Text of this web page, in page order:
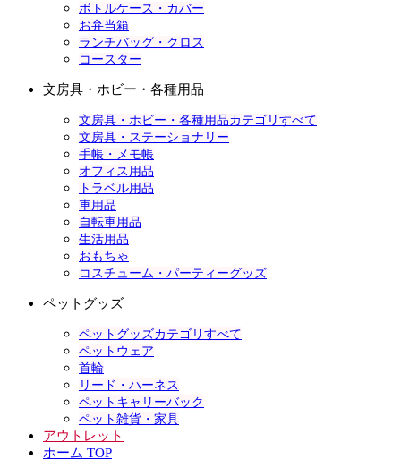
ボトルケース・カバー
お弁当箱
ランチバッグ・クロス
コースター
文房具・ホビー・各種用品
文房具・ホビー・各種用品カテゴリすべて
文房具・ステーショナリー
手帳・メモ帳
オフィス用品
トラベル用品
車用品
自転車用品
生活用品
おもちゃ
コスチューム・パーティーグッズ
ペットグッズ
ペットグッズカテゴリすべて
ペットウェア
首輪
リード・ハーネス
ペットキャリーバック
ペット雑貨・家具
アウトレット
ホーム TOP